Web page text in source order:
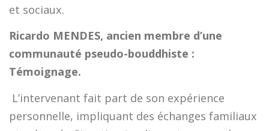
et sociaux.
Ricardo MENDES, ancien membre d’une
communauté pseudo-bouddhiste :
Témoignage.
L’intervenant fait part de son expérience
personnelle, impliquant des échanges familiaux